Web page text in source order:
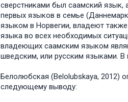
сверстниками был саамский язык,
первых языков в семье
языком в Норвегии, владеют
языка во всех необходимых
владеющих саамским языком
шведским, или русским языками. В
Белолюбская (Belolubskaya, 2012)
следующему выводу: